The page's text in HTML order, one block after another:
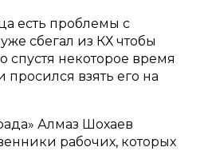
есть проблемы с
сбегал из КХ чтобы
спустя некоторое время
просился взять его на
Алмаз Шохаев
рабочих, которых